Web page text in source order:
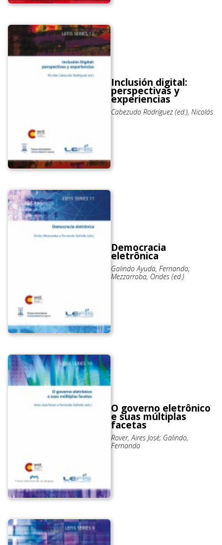
Inclusión digital:
perspectivas y
experiencias
Cabezudo Rodríguez (ed.), Nicolás
Democracia
eletrônica
Galindo Ayuda, Fernando;
Mezzarroba, Orides (ed.)
O governo eletrônico
e suas múltiplas
facetas
Rover, Aires José; Galindo,
Fernando